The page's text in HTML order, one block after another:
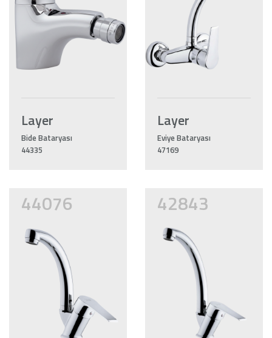
Layer
Bide Bataryası
44335
Layer
Eviye Bataryası
47169
44076 42843